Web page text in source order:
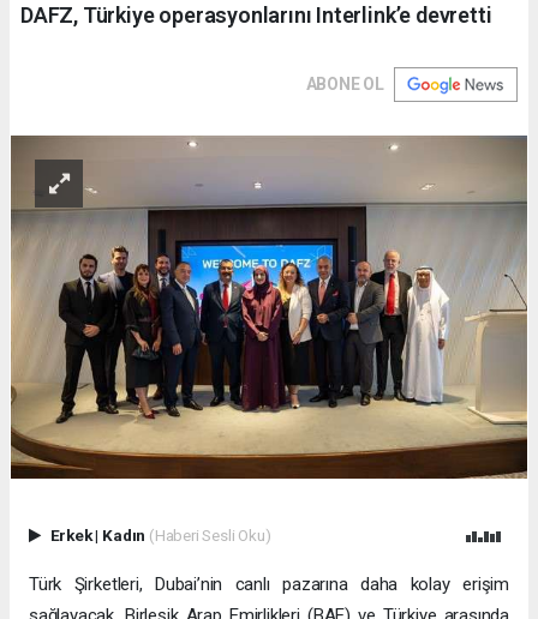
DAFZ, Türkiye operasyonlarını Interlink’e devretti
ABONE OL
Erkek| Kadın (Haberi Sesli Oku)
Türk Şirketleri, Dubai’nin canlı pazarına daha kolay erişim